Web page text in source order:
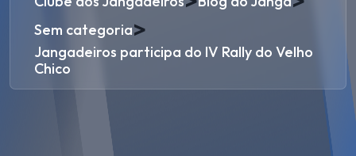
Sem categoria>
Jangadeiros participa do IV Rally do Velho
Chico